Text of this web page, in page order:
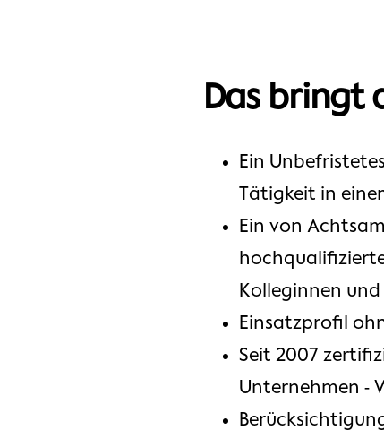
Das bringt
Ein
Tätigkeit in
Ein von
Kolleginnen und
Einsatzprofil
Seit 2007
Unternehmen -